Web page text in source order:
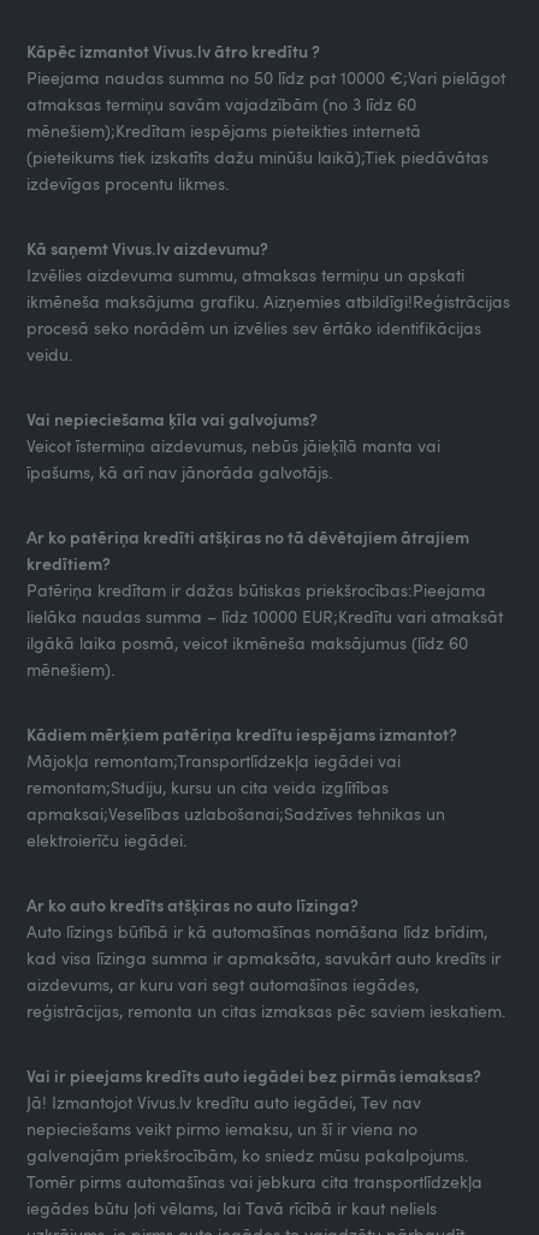
Kāpēc izmantot Vivus.lv ātro kredītu ?
Pieejama naudas summa no 50 līdz pat 10000 €;Vari pielāgot
atmaksas termiņu savām vajadzībām (no 3 līdz 60
mēnešiem);Kredītam iespējams pieteikties internetā
(pieteikums tiek izskatīts dažu minūšu laikā);Tiek piedāvātas
izdevīgas procentu likmes.
Kā saņemt Vivus.lv aizdevumu?
Izvēlies aizdevuma summu, atmaksas termiņu un apskati
ikmēneša maksājuma grafiku. Aizņemies atbildīgi!Reģistrācijas
procesā seko norādēm un izvēlies sev ērtāko identifikācijas
veidu.
Vai nepieciešama ķīla vai galvojums?
Veicot īstermiņa aizdevumus, nebūs jāieķīlā manta vai
īpašums, kā arī nav jānorāda galvotājs.
Ar ko patēriņa kredīti atšķiras no tā dēvētajiem ātrajiem
kredītiem?
Patēriņa kredītam ir dažas būtiskas priekšrocības:Pieejama
lielāka naudas summa – līdz 10000 EUR;Kredītu vari atmaksāt
ilgākā laika posmā, veicot ikmēneša maksājumus (līdz 60
mēnešiem).
Kādiem mērķiem patēriņa kredītu iespējams izmantot?
Mājokļa remontam;Transportlīdzekļa iegādei vai
remontam;Studiju, kursu un cita veida izglītības
apmaksai;Veselības uzlabošanai;Sadzīves tehnikas un
elektroierīču iegādei.
Ar ko auto kredīts atšķiras no auto līzinga?
Auto līzings būtībā ir kā automašīnas nomāšana līdz brīdim,
kad visa līzinga summa ir apmaksāta, savukārt auto kredīts ir
aizdevums, ar kuru vari segt automašīnas iegādes,
reģistrācijas, remonta un citas izmaksas pēc saviem ieskatiem.
Vai ir pieejams kredīts auto iegādei bez pirmās iemaksas?
Jā! Izmantojot Vivus.lv kredītu auto iegādei, Tev nav
nepieciešams veikt pirmo iemaksu, un šī ir viena no
galvenajām priekšrocībām, ko sniedz mūsu pakalpojums.
Tomēr pirms automašīnas vai jebkura cita transportlīdzekļa
iegādes būtu ļoti vēlams, lai Tavā rīcībā ir kaut neliels